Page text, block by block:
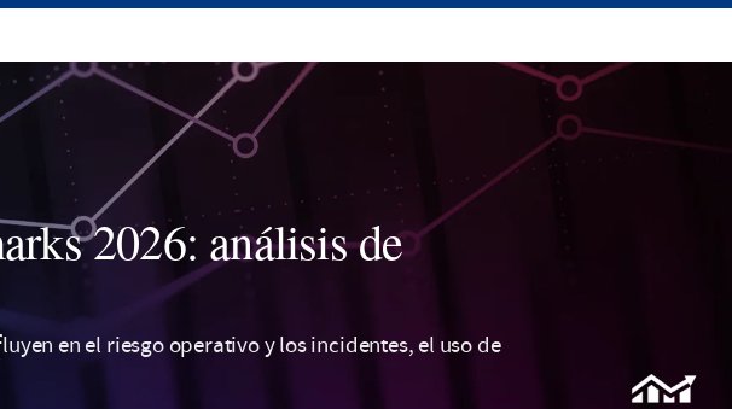
2026: análisis de
en el riesgo operativo y los incidentes, el uso de